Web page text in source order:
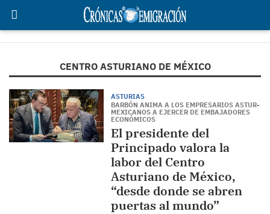
CENTRO ASTURIANO DE MÉXICO
ASTURIAS
BARBÓN ANIMA A LOS EMPRESARIOS ASTUR-
MEXICANOS A EJERCER DE EMBAJADORES
ECONÓMICOS
El presidente del
Principado valora la
labor del Centro
Asturiano de México,
“desde donde se abren
puertas al mundo”